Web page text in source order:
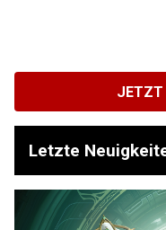
JETZT
Letzte